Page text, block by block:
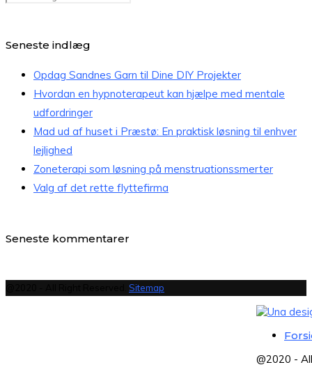
Seneste indlæg
Opdag Sandnes Garn til Dine DIY Projekter
Hvordan en hypnoterapeut kan hjælpe med mentale
udfordringer
Mad ud af huset i Præstø: En praktisk løsning til enhver
lejlighed
Zoneterapi som løsning på menstruationssmerter
Valg af det rette flyttefirma
Seneste kommentarer
Sitemap
@2020 -